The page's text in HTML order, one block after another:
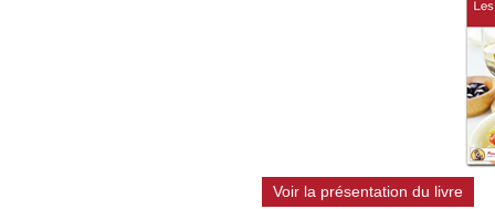
Voir la présentation du livre